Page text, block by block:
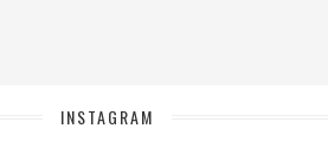
INSTAGRAM